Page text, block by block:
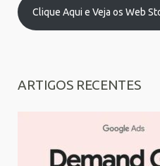
Clique Aqui e Veja os Web
ARTIGOS RECENTES